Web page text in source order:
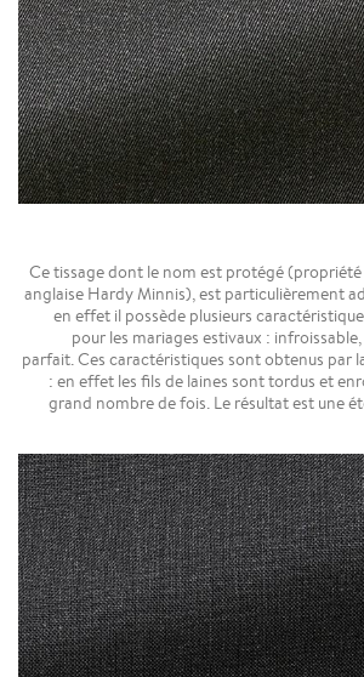
Ce tissage dont le nom est protégé
anglaise Hardy Minnis), est particulièrement
en effet il possède plusieurs
pour les mariages estivaux :
parfait. Ces caractéristiques sont obtenus par
: en effet les fils de laines sont tordus et
grand nombre de fois. Le résultat est une